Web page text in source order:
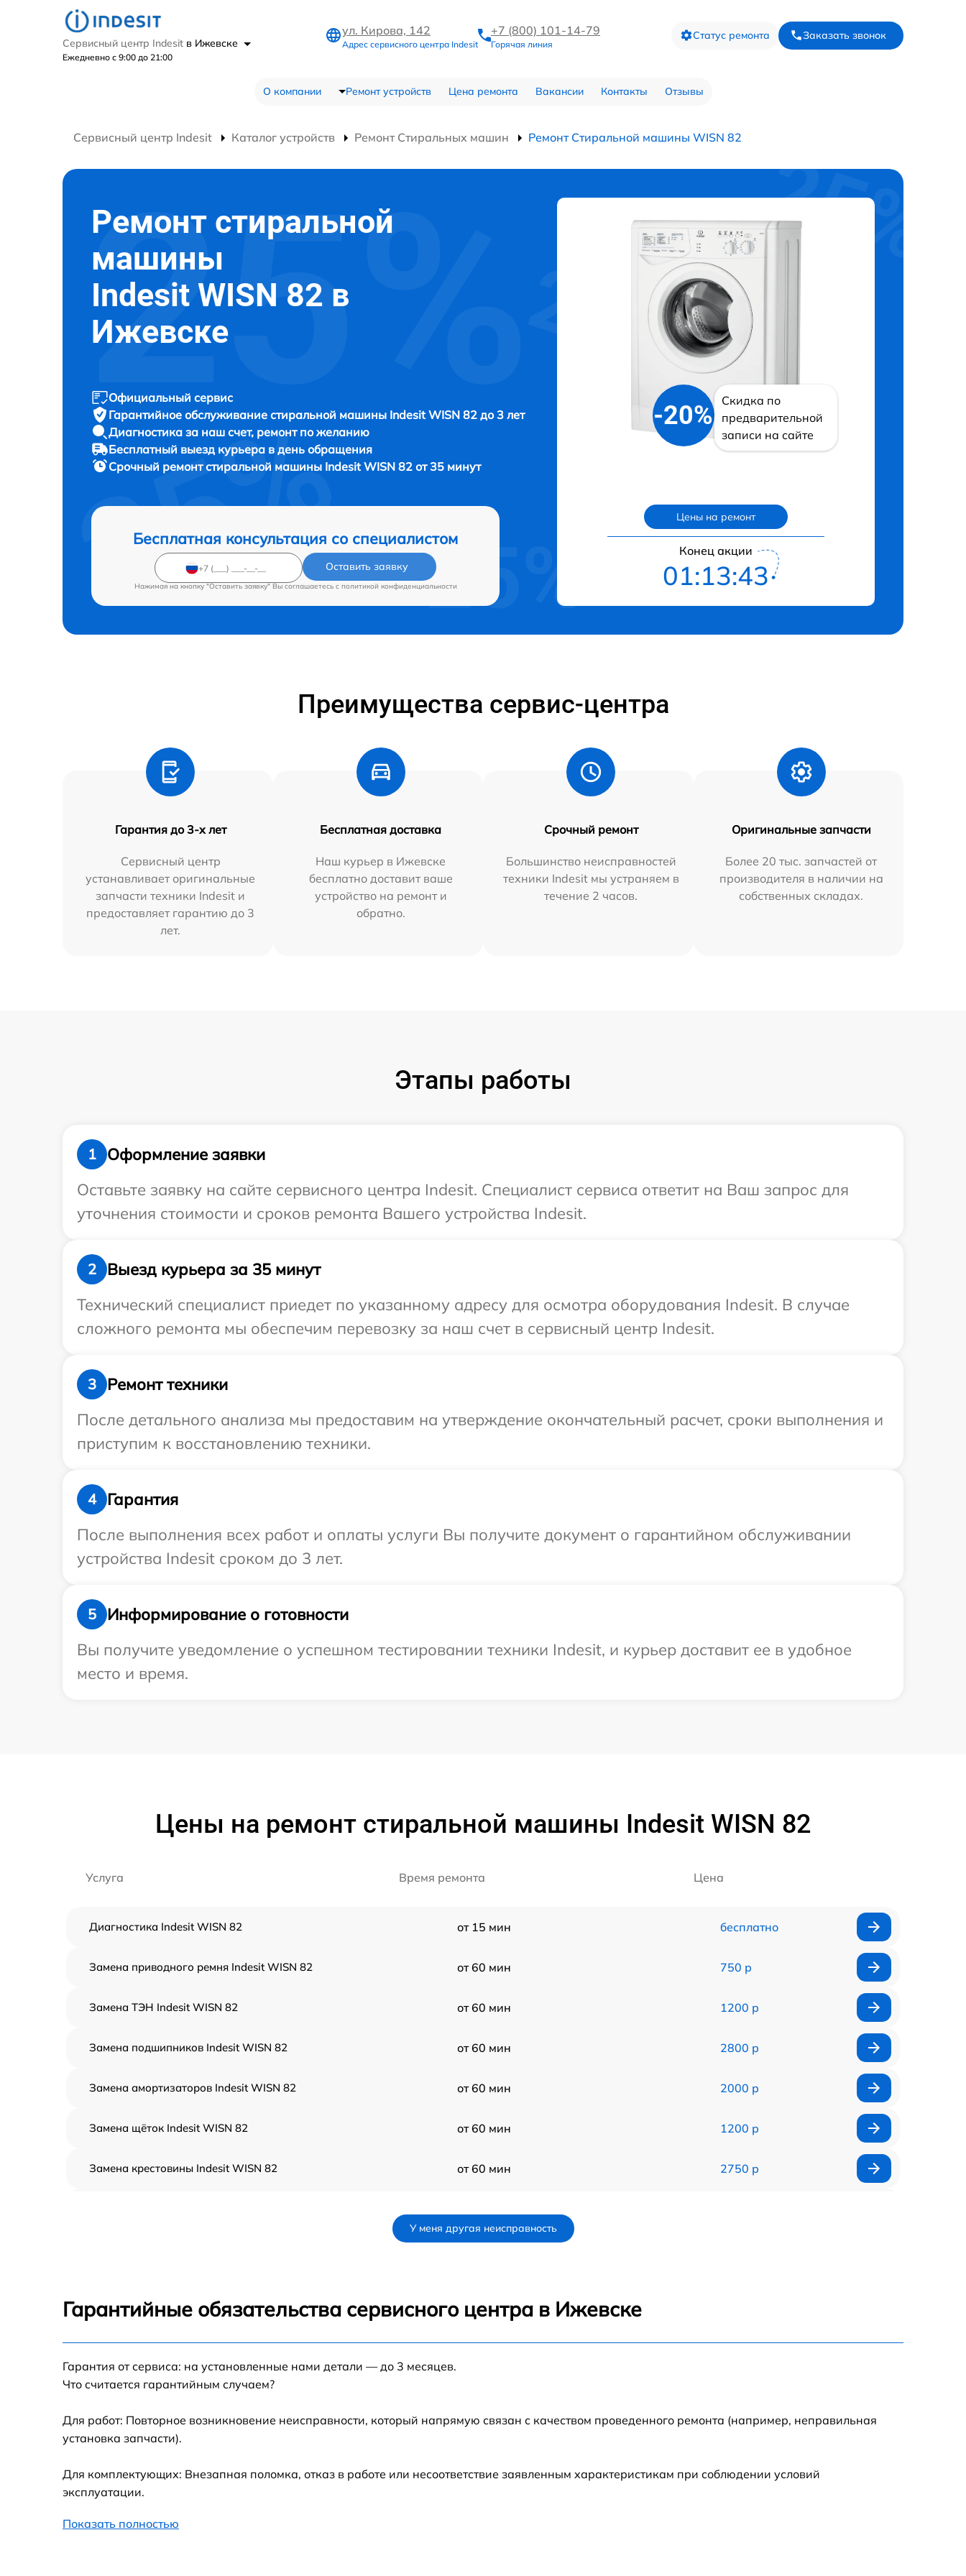
Сервисный центр Indesit в Ижевске
Ежедневно с 9:00 до 21:00
ул. Кирова, 142
Адрес сервисного центра Indesit
+7 (800) 101-14-79
Горячая линия
Статус ремонта Заказать звонок
О компании Ремонт устройств Цена ремонта Вакансии Контакты Отзывы
Сервисный центр Indesit Каталог устройств Ремонт Стиральных машин Ремонт Стиральной машины WISN 82
Ремонт стиральной
машины
Indesit WISN 82 в
Ижевске
Официальный сервис
Гарантийное обслуживание стиральной машины Indesit WISN 82 до 3 лет
Диагностика за наш счет, ремонт по желанию
Бесплатный выезд курьера в день обращения
Срочный ремонтстиральной машины Indesit WISN 82 от 35 минут
Бесплатная консультация со специалистом
Оставить заявку
Нажимая на кнопку "Оставить заявку" Вы соглашаетесь c политикой конфиденциальности
-20%
Скидка по
предварительной
записи на сайте
Цены на ремонт
Конец акции
01:13:42
Преимущества сервис-центра
Гарантия до 3-х лет
Сервисный центр
устанавливает оригинальные
запчасти техники Indesit и
предоставляет гарантию до 3
лет.
Бесплатная доставка
Наш курьер в Ижевске
бесплатно доставит ваше
устройство на ремонт и
обратно.
Срочный ремонт
Большинство неисправностей
техники Indesit мы устраняем в
течение 2 часов.
Оригинальные запчасти
Более 20 тыс. запчастей от
производителя в наличии на
собственных складах.
Этапы работы
1
Оформление заявки
Оставьте заявку на сайте сервисного центра Indesit. Специалист сервиса ответит на Ваш запрос для
уточнения стоимости и сроков ремонта Вашего устройства Indesit.
2
Выезд курьера за 35 минут
Технический специалист приедет по указанному адресу для осмотра оборудования Indesit. В случае
сложного ремонта мы обеспечим перевозку за наш счет в сервисный центр Indesit.
3
Ремонт техники
После детального анализа мы предоставим на утверждение окончательный расчет, сроки выполнения и
приступим к восстановлению техники.
4
Гарантия
После выполнения всех работ и оплаты услуги Вы получите документ о гарантийном обслуживании
устройства Indesit сроком до 3 лет.
5
Информирование о готовности
Вы получите уведомление о успешном тестировании техники Indesit, и курьер доставит ее в удобное
место и время.
Цены на ремонт стиральной машины Indesit WISN 82
Услуга Время ремонта Цена
Диагностика Indesit WISN 82 от 15 мин бесплатно
Замена приводного ремня Indesit WISN 82 от 60 мин 750 р
Замена ТЭН Indesit WISN 82 от 60 мин 1200 р
Замена подшипников Indesit WISN 82 от 60 мин 2800 р
Замена амортизаторов Indesit WISN 82 от 60 мин 2000 р
Замена щёток Indesit WISN 82 от 60 мин 1200 р
Замена крестовины Indesit WISN 82 от 60 мин 2750 р
Замена УБЛ Indesit WISN 82
WISN 82
Замена сливного насоса Indesit WISN 82
Замена прессостата Indesit WISN 82
У меня другая неисправность
Гарантийные обязательства сервисного центра в Ижевске
Гарантия от сервиса: на установленные нами детали — до 3 месяцев.
Что считается гарантийным случаем?
Для работ: Повторное возникновение неисправности, который напрямую связан с качеством проведенного ремонта (например, неправильная
установка запчасти).
Для комплектующих: Внезапная поломка, отказ в работе или несоответствие заявленным характеристикам при соблюдении условий
эксплуатации.
Показать полностью